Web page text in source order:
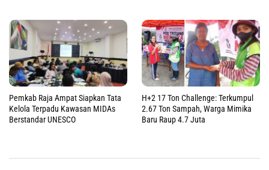
Pemkab Raja Ampat Siapkan Tata
Kelola Terpadu Kawasan MIDAs
Berstandar UNESCO
H+2 17 Ton Challenge: Terkumpul
2.67 Ton Sampah, Warga Mimika
Baru Raup 4.7 Juta